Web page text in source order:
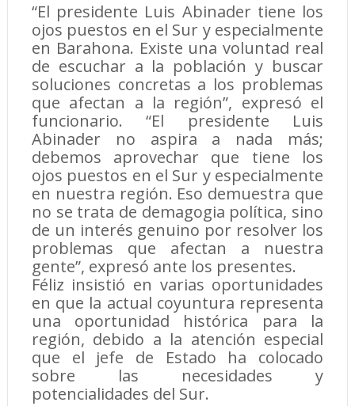
“El presidente Luis Abinader tiene los
ojos puestos en el Sur y especialmente
en Barahona. Existe una voluntad real
de escuchar a la población y buscar
soluciones concretas a los problemas
que afectan a la región”, expresó el
funcionario. “El presidente Luis
Abinader no aspira a nada más;
debemos aprovechar que tiene los
ojos puestos en el Sur y especialmente
en nuestra región. Eso demuestra que
no se trata de demagogia política, sino
de un interés genuino por resolver los
problemas que afectan a nuestra
gente”, expresó ante los presentes.
Féliz insistió en varias oportunidades
en que la actual coyuntura representa
una oportunidad histórica para la
región, debido a la atención especial
que el jefe de Estado ha colocado
sobre las necesidades y
potencialidades del Sur.